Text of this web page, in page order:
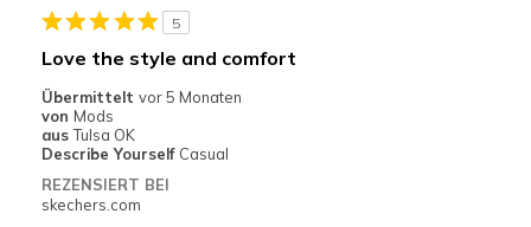
Geeignete Verwendung
Going Out
5
Love the style and comfort
Übermittelt vor 5 Monaten
von Mods
aus Tulsa OK
Describe Yourself Casual
REZENSIERT BEI
skechers.com